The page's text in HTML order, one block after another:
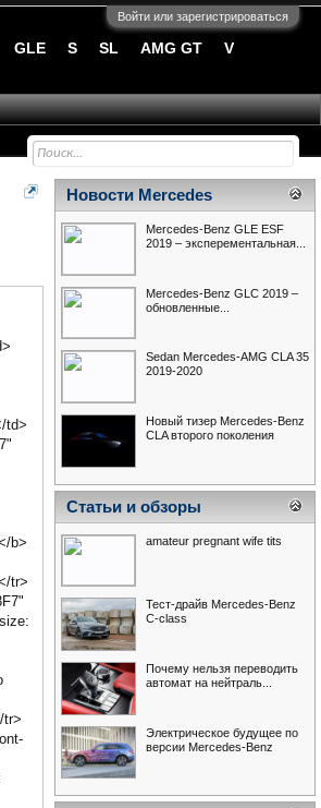
Войти или зарегистрироваться
td>
b>
tr>
tr>
Новости Mercedes
Mercedes-Benz GLE ESF
2019 – эксперементальная...
Mercedes-Benz GLC 2019 –
обновленные...
Sedan Mercedes-AMG CLA 35
2019-2020
Новый тизер Mercedes-Benz
CLA второго поколения
Статьи и обзоры
amateur pregnant wife tits
Тест-драйв Mercedes-Benz
С-class
Почему нельзя переводить
автомат на нейтраль...
Электрическое будущее по
версии Mercedes-Benz
GLE S SL AMG GT V